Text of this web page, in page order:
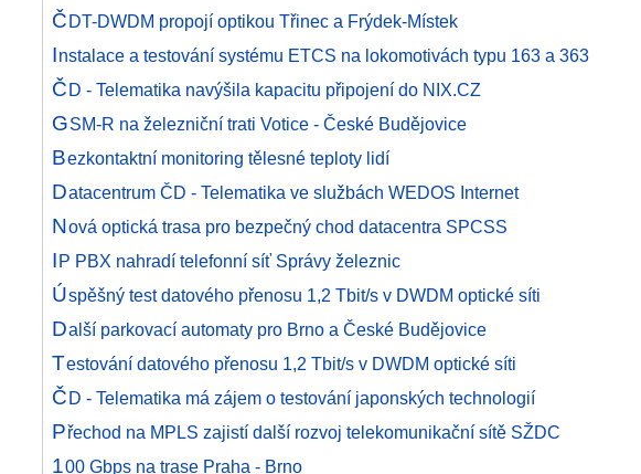
ČDT-DWDM propojí optikou Třinec a Frýdek-Místek
Instalace a testování systému ETCS na lokomotivách typu 163 a 363
ČD - Telematika navýšila kapacitu připojení do NIX.CZ
GSM-R na železniční trati Votice - České Budějovice
Bezkontaktní monitoring tělesné teploty lidí
Datacentrum ČD - Telematika ve službách WEDOS Internet
Nová optická trasa pro bezpečný chod datacentra SPCSS
IP PBX nahradí telefonní síť Správy železnic
Úspěšný test datového přenosu 1,2 Tbit/s v DWDM optické síti
Další parkovací automaty pro Brno a České Budějovice
Testování datového přenosu 1,2 Tbit/s v DWDM optické síti
ČD - Telematika má zájem o testování japonských technologií
Přechod na MPLS zajistí další rozvoj telekomunikační sítě SŽDC
100 Gbps na trase Praha - Brno